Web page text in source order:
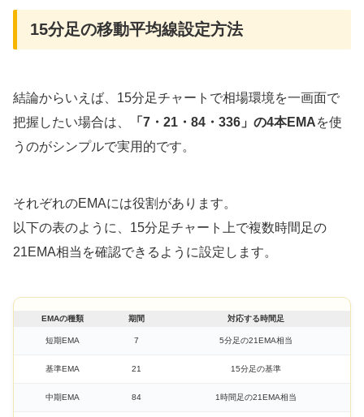
15分足の移動平均線設定方法
結論からいえば、15分足チャートで相場環境を一画面で
把握したい場合は、
「7・21・84・336」の4本EMAを使
うのがシンプルで実用的です。
それぞれのEMAには役割があります。
以下の表のように、15分足チャート上で複数時間足の
21EMA相当を確認できるように設定します。
EMAの種類 期間 対応する時間足
短期EMA 7 5分足の21EMA相当
基準EMA 21 15分足の基準
中期EMA 84 1時間足の21EMA相当